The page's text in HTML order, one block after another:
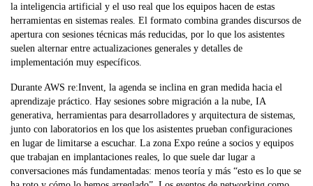
la inteligencia artificial y el uso real que los equipos hacen de estas
herramientas en sistemas reales. El formato combina grandes discursos de
apertura con sesiones técnicas más reducidas, por lo que los asistentes
suelen alternar entre actualizaciones generales y detalles de
implementación muy específicos.
Durante AWS re:Invent, la agenda se inclina en gran medida hacia el
aprendizaje práctico. Hay sesiones sobre migración a la nube, IA
generativa, herramientas para desarrolladores y arquitectura de sistemas,
junto con laboratorios en los que los asistentes prueban configuraciones
en lugar de limitarse a escuchar. La zona Expo reúne a socios y equipos
que trabajan en implantaciones reales, lo que suele dar lugar a
conversaciones más fundamentadas: menos teoría y más “esto es lo que se